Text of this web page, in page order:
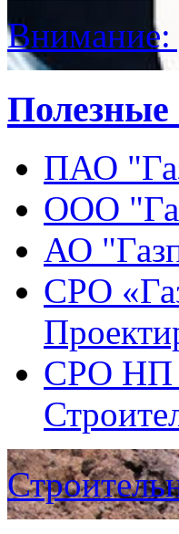
Внимание:
ПАО
ООО
АО
СРО
СРО НП